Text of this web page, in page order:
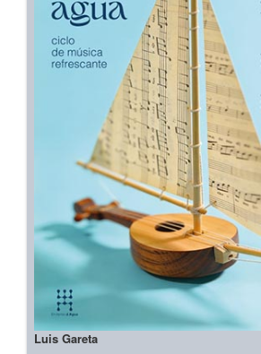
Luis Gareta